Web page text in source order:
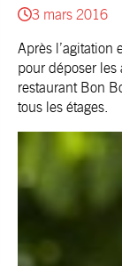
3 mars 2016
Après l’agitation
pour déposer les
restaurant Bon
tous les étages.